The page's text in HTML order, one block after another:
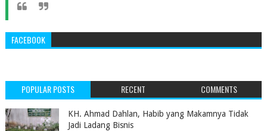
FACEBOOK
POPULAR POSTS RECENT COMMENTS
KH. Ahmad Dahlan, Habib yang Makamnya Tidak
Jadi Ladang Bisnis